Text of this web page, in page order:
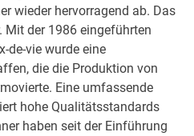
wieder hervorragend ab. Das
der 1986 eingeführten
de-vie wurde eine
die die Produktion von
Eine umfassende
hohe Qualitätsstandards
haben seit der Einführung